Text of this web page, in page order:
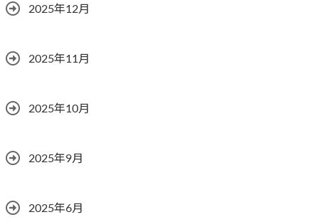
2025年12月
2025年11月
2025年10月
2025年9月
2025年6月